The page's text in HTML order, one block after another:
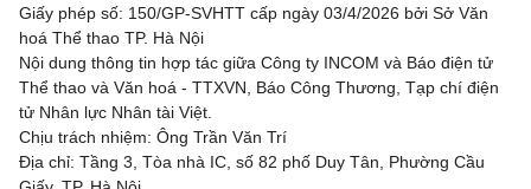
Giấy phép số: 150/GP-SVHTT cấp ngày 03/4/2026 bởi Sở Văn
hoá Thể thao TP. Hà Nội
Nội dung thông tin hợp tác giữa Công ty INCOM và Báo điện tử
Thể thao và Văn hoá - TTXVN, Báo Công Thương, Tạp chí điện
tử Nhân lực Nhân tài Việt.
Chịu trách nhiệm: Ông Trần Văn Trí
Địa chỉ: Tầng 3, Tòa nhà IC, số 82 phố Duy Tân, Phường Cầu